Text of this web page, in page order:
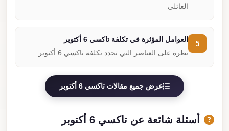
العائلي
العوامل المؤثرة في تكلفة تاكسي 6 أكتوبر
نظرة على العناصر التي تحدد تكلفة تاكسي 6 أكتوبر
عرض جميع مقالات تاكسي 6 أكتوبر
أسئلة شائعة عن تاكسي 6 أكتوبر